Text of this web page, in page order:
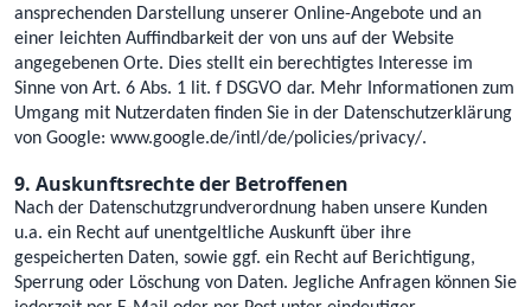
ansprechenden Darstellung unserer Online-Angebote und an
einer leichten Auffindbarkeit der von uns auf der Website
angegebenen Orte. Dies stellt ein berechtigtes Interesse im
Sinne von Art. 6 Abs. 1 lit. f DSGVO dar. Mehr Informationen zum
Umgang mit Nutzerdaten finden Sie in der Datenschutzerklärung
von Google: www.google.de/intl/de/policies/privacy/.
9. Auskunftsrechte der Betroffenen
Nach der Datenschutzgrundverordnung haben unsere Kunden
u.a. ein Recht auf unentgeltliche Auskunft über ihre
gespeicherten Daten, sowie ggf. ein Recht auf Berichtigung,
Sperrung oder Löschung von Daten. Jegliche Anfragen können Sie